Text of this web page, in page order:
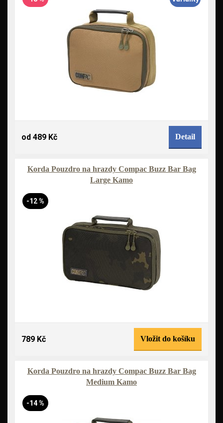
od 489 Kč Detail
Korda Pouzdro na hrazdy Compac Buzz Bar Bag
Large Kamo
-12 %
789 Kč Vložit do košíku
Korda Pouzdro na hrazdy Compac Buzz Bar Bag
Medium Kamo
-14 %